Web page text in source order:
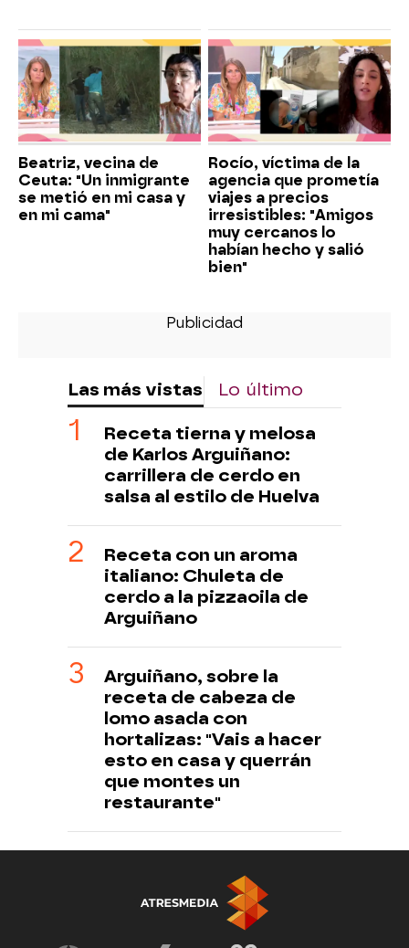
Beatriz, vecina de
Ceuta: "Un inmigrante
se metió en mi casa y
en mi cama"
Rocío, víctima de la
agencia que prometía
viajes a precios
irresistibles: "Amigos
muy cercanos lo
habían hecho y salió
bien"
Las más vistas Lo último
Receta tierna y melosa
de Karlos Arguiñano:
carrillera de cerdo en
salsa al estilo de Huelva
Receta con un aroma
italiano: Chuleta de
cerdo a la pizzaoila de
Arguiñano
Arguiñano, sobre la
receta de cabeza de
lomo asada con
hortalizas: "Vais a hacer
esto en casa y querrán
que montes un
restaurante"